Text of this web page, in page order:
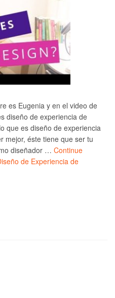
es Eugenia y en el video de
diseño de experiencia de
que es diseño de experiencia
mejor, éste tiene que ser tu
diseñador … Continue
de Experiencia de